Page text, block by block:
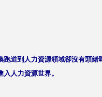
道到人力資源領域卻沒有頭緒
人力資源世界。